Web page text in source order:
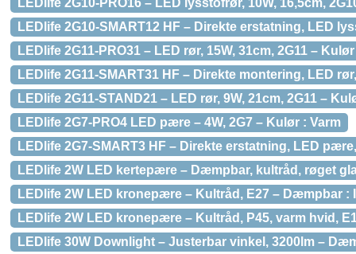
LEDlife 2G10-PRO16 – LED lysstofrør, 10W, 16,5cm,
LEDlife 2G10-SMART12 HF – Direkte erstatning, LED
LEDlife 2G11-PRO31 – LED rør, 15W, 31cm, 2G11 –
LEDlife 2G11-SMART31 HF – Direkte montering, LED
LEDlife 2G11-STAND21 – LED rør, 9W, 21cm, 2G11 –
LEDlife 2G7-PRO4 LED pære – 4W, 2G7 – Kulør : Varm
LEDlife 2G7-SMART3 HF – Direkte erstatning, LED
LEDlife 2W LED kertepære – Dæmpbar, kultråd, røget
LEDlife 2W LED kronepære – Kultråd, E27 – Dæmpbar
LEDlife 2W LED kronepære – Kultråd, P45, varm hvid,
LEDlife 30W Downlight – Justerbar vinkel, 3200lm –